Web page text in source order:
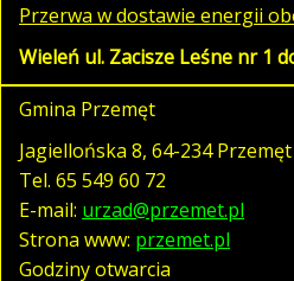
Przerwa w dostawie energii
Wieleń ul. Zacisze Leśne nr 1
Gmina Przemęt
Jagiellońska 8, 64-234 Przemęt
Tel. 65 549 60 72
E-mail: urzad@przemet.pl
Strona www: przemet.pl
Godziny otwarcia